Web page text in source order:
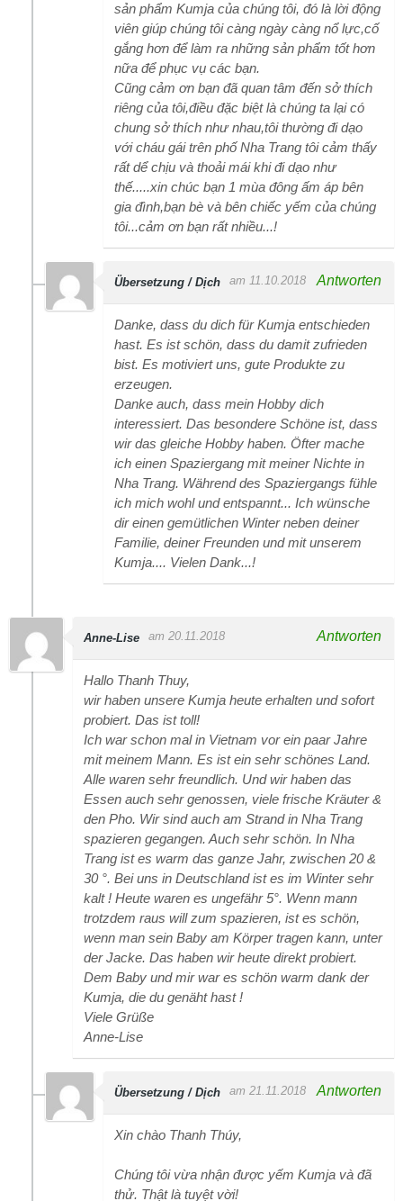
sản phẩm Kumja của chúng tôi, đó là lời động
viên giúp chúng tôi càng ngày càng nổ lực,cố
gắng hơn để làm ra những sản phẩm tốt hơn
nữa để phục vụ các bạn.
Cũng cảm ơn bạn đã quan tâm đến sở thích
riêng của tôi,điều đặc biệt là chúng ta lại có
chung sở thích như nhau,tôi thường đi dạo
với cháu gái trên phố Nha Trang tôi cảm thấy
rất dể chịu và thoải mái khi đi dạo như
thế.....xin chúc bạn 1 mùa đông ấm áp bên
gia đình,bạn bè và bên chiếc yếm của chúng
tôi...cảm ơn bạn rất nhiều...!
Übersetzung / Dịch am 11.10.2018 Antworten
Danke, dass du dich für Kumja entschieden
hast. Es ist schön, dass du damit zufrieden
bist. Es motiviert uns, gute Produkte zu
erzeugen.
Danke auch, dass mein Hobby dich
interessiert. Das besondere Schöne ist, dass
wir das gleiche Hobby haben. Öfter mache
ich einen Spaziergang mit meiner Nichte in
Nha Trang. Während des Spaziergangs fühle
ich mich wohl und entspannt... Ich wünsche
dir einen gemütlichen Winter neben deiner
Familie, deiner Freunden und mit unserem
Kumja.... Vielen Dank...!
Anne-Lise am 20.11.2018 Antworten
Hallo Thanh Thuy,
wir haben unsere Kumja heute erhalten und sofort
probiert. Das ist toll!
Ich war schon mal in Vietnam vor ein paar Jahre
mit meinem Mann. Es ist ein sehr schönes Land.
Alle waren sehr freundlich. Und wir haben das
Essen auch sehr genossen, viele frische Kräuter &
den Pho. Wir sind auch am Strand in Nha Trang
spazieren gegangen. Auch sehr schön. In Nha
Trang ist es warm das ganze Jahr, zwischen 20 &
30 °. Bei uns in Deutschland ist es im Winter sehr
kalt ! Heute waren es ungefähr 5°. Wenn mann
trotzdem raus will zum spazieren, ist es schön,
wenn man sein Baby am Körper tragen kann, unter
der Jacke. Das haben wir heute direkt probiert.
Dem Baby und mir war es schön warm dank der
Kumja, die du genäht hast !
Viele Grüße
Anne-Lise
Übersetzung / Dịch am 21.11.2018 Antworten
Xin chào Thanh Thúy,
Chúng tôi vừa nhận được yếm Kumja và đã
thử. Thật là tuyệt vời!